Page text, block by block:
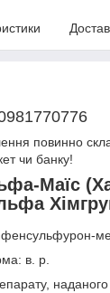
повинно
чи банку!
Маїс
в. р.
наданого